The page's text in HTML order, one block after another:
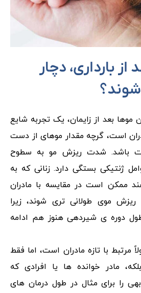
بارداری، دچار
بعد از زایمان، یک تجربه شایع
است، گرچه مقدار موهای از دست
باشد. شدت ریزش مو به سطوح
ژنتیکی بستگی دارد. زنانی که به
ممکن است در مقایسه با مادران
ریزش موی طولانی تری شوند، زیرا
دوره ی شیردهی هنوز هم ادامه
مرتبط با تازه مادران است، اما فقط
مادر خوانده ها یا افرادی که
را برای مثال در طول درمان های